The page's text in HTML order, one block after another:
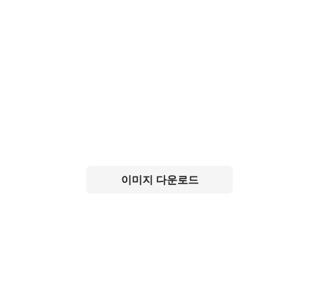
이미지 다운로드